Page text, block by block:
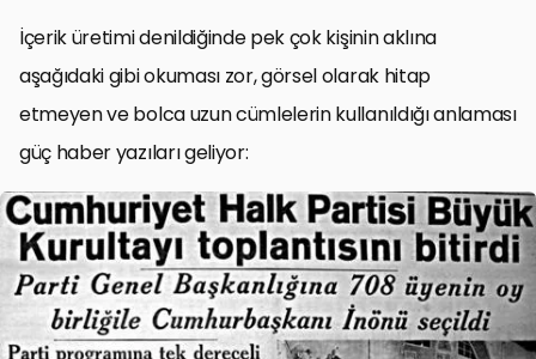
İçerik üretimi denildiğinde pek çok kişinin aklına
aşağıdaki gibi okuması zor, görsel olarak hitap
etmeyen ve bolca uzun cümlelerin kullanıldığı anlaması
güç haber yazıları geliyor: